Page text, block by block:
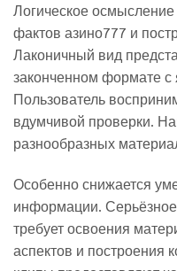
Логическое
фактов азино777 и
Лаконичный вид
законченном формате с
Пользователь
вдумчивой проверки.
разнообразных
Особенно снижается
информации.
требует освоения
аспектов и построения